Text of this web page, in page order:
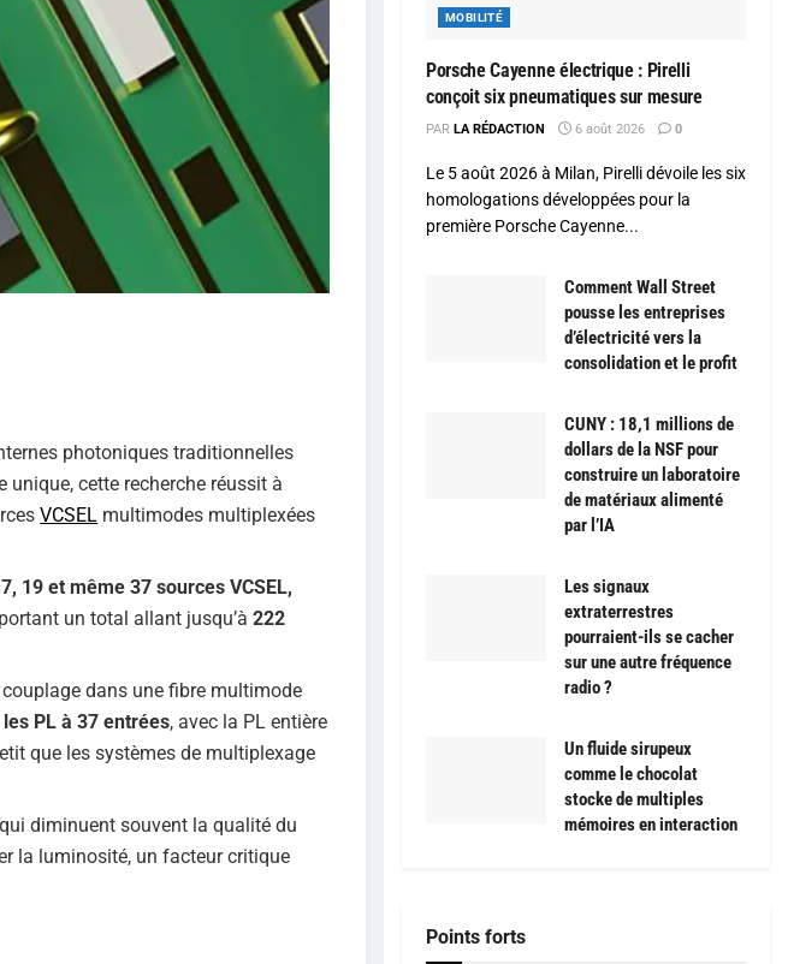
photoniques traditionnelles
cette recherche réussit à
VCSEL multimodes multiplexées
7, 19 et même 37 sources VCSEL,
un total allant jusqu’à222
dans une fibre multimode
PL à 37 entrées, avec la PL entière
que les systèmes de multiplexage
diminuent souvent la qualité du
la luminosité, un facteur critique
MOBILITÉ
Porsche Cayenne électrique : Pirelli
conçoit six pneumatiques sur mesure
PAR LA RÉDACTION 6 août 2026 0
Le 5 août 2026 à Milan, Pirelli dévoile les six
homologations développées pour la
première Porsche Cayenne...
Comment Wall Street
pousse les entreprises
d’électricité vers la
consolidation et le profit
CUNY : 18,1 millions de
dollars de la NSF pour
construire un laboratoire
de matériaux alimenté
par l’IA
Les signaux
extraterrestres
pourraient-ils se cacher
sur une autre fréquence
radio ?
Un fluide sirupeux
comme le chocolat
stocke de multiples
mémoires en interaction
Points forts